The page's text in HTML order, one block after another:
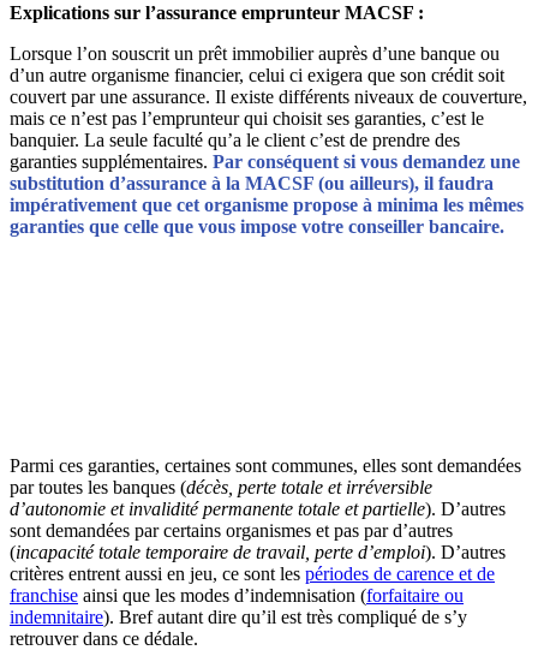
Explications sur l’assurance emprunteur MACSF :
Lorsque l’on souscrit un prêt immobilier auprès d’une banque ou
d’un autre organisme financier, celui ci exigera que son crédit soit
couvert par une assurance. Il existe différents niveaux de couverture,
mais ce n’est pas l’emprunteur qui choisit ses garanties, c’est le
banquier. La seule faculté qu’a le client c’est de prendre des
garanties supplémentaires. Par conséquent si vous demandez une
substitution d’assurance à la MACSF (ou ailleurs), il faudra
impérativement que cet organisme propose à minima les mêmes
garanties que celle que vous impose votre conseiller bancaire.
Parmi ces garanties, certaines sont communes, elles sont demandées
par toutes les banques (décès, perte totale et irréversible
d’autonomie et invalidité permanente totale et partielle). D’autres
sont demandées par certains organismes et pas par d’autres
(incapacité totale temporaire de travail, perte d’emploi). D’autres
critères entrent aussi en jeu, ce sont les périodes de carence et de
franchise ainsi que les modes d’indemnisation (forfaitaire ou
indemnitaire). Bref autant dire qu’il est très compliqué de s’y
retrouver dans ce dédale.